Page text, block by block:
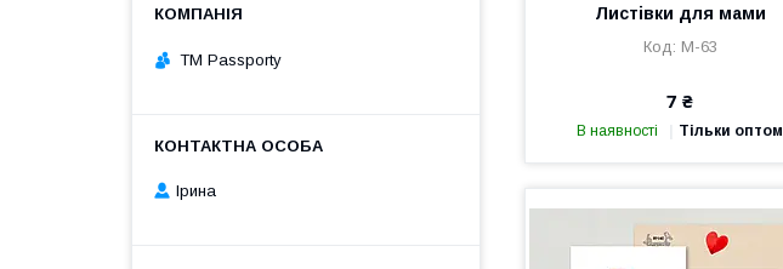
Листівки для мами
М-63
7 ₴
В наявності Тільки оптом
TM Passporty
Ірина